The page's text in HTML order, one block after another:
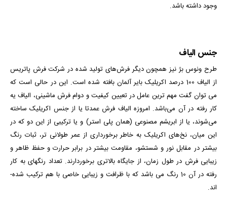
وجود داشته باشد.
جنس الیاف
طرح ونوس بژ نیز همچون دیگر فرش‌های تولید شده در شرکت فرش پاتریس
از الیاف 100 درصد اکریلیک بایر آلمان بافته شده است. این در حالی است که
می توان گفت مهم ترین عامل در تعیین کیفیت و دوام فرش ماشینی، الیاف یه
کار رفته در آن می‌باشد. امروزه الیاف فرش عمدتا یا از جنس اکریلیک ساخته
می‌شوند، یا از ابریشم مصنوعی (همان پلی استر) و یا ترکیبی از این دو که در
این میان، نخ‌های اکریلیک به خاطر برخورداری از عمر طولانی تر، ثبات رنگ
بیشتر در مقابل نور و شستشو، مقاومت بیشتر در برابر حرارت و حفظ ظاهر و
زیبایی فرش در طول زمان، از جایگاه بالاتری برخوردارند. تعداد رنگ­­های به کار
رفته در آن 10 رنگ می ­باشد که با ظرافت و زیبایی خاصی با هم ترکیب شده­
اند.